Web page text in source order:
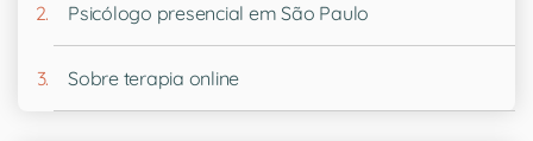
Psicólogo presencial em São Paulo
Sobre terapia online